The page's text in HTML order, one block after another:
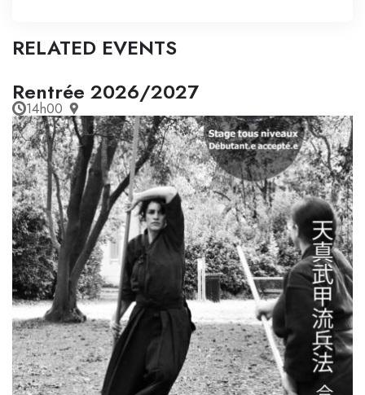
RELATED EVENTS
Rentrée 2026/2027
14h00